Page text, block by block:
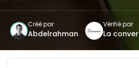
Créé par
Abdelrahman
Vérifié par
La